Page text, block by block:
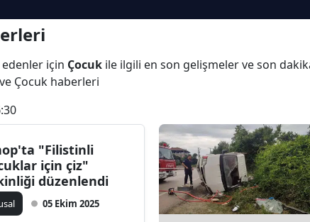
Artvin
Balıkesir
Bilecik
Bingöl
Bitlis
için Çocuk ile ilgili en son gelişmeler ve son
Çocuk haberleri
"Filistinli
için çiz"
düzenlendi
05 Ekim 2025